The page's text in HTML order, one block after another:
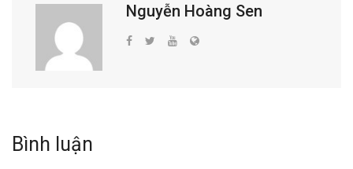
Nguyễn Hoàng Sen
Bình luận